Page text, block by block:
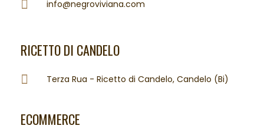
info@negroviviana.com
RICETTO DI CANDELO
Terza Rua - Ricetto di Candelo, Candelo (Bi)
ECOMMERCE